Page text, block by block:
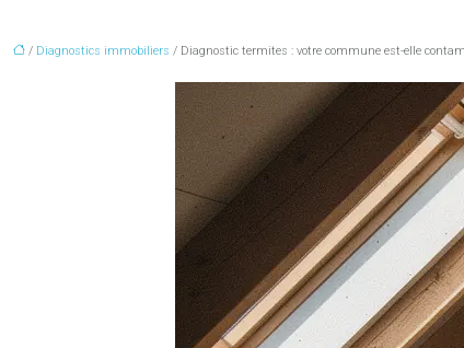
/ Diagnostics immobiliers / Diagnostic termites : votre commune est-elle